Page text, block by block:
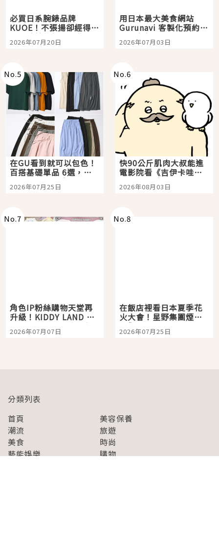
必買日系腕錶品牌
KUOE！不張揚卻經得起
時間洗鍊的經典之作五
選
2026年07月20日
用日本最大美食網站
Gurunavi 客製化預約九
大都市餐廳，打造專屬
美食體驗！
2026年07月03日
No.5
在GU看到就可以包色！
百搭基礎單品 6選，閉
眼全收也不心疼
2026年07月25日
No.6
快90公斤肌肉大叔能進
電影院看《吉伊卡哇》
嗎？日本重金屬樂團
「打首」會長與nagano
2026年08月03日
No.7
角色IP粉絲購物天堂再
升級！KIDDY LAND 原
宿店吉伊卡哇迎客，新
開幕 OMOKADO 店3分
2026年07月07日
No.8
在飯店裡看日本夏季花
火大會！星野集團煙火
景觀飯店6選，讓你不用
人擠人悠閒欣賞
2026年07月25日
分類列表
首頁
美容保養
潮流
旅遊
美食
時尚
藝能娛樂
購物